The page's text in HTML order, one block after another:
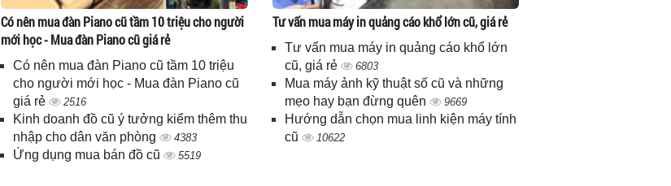
Có nên mua đàn Piano cũ tầm 10 triệu cho người
mới học - Mua đàn Piano cũ giá rẻ
Có nên mua đàn Piano cũ tầm 10 triệu
cho người mới học - Mua đàn Piano cũ
giá rẻ
2516
Kinh doanh đồ cũ ý tưởng kiểm thêm thu
nhập cho dân văn phòng
4383
Ứng dụng mua bán đồ cũ 5519
Tư vấn mua máy in quảng cáo khổ lớn cũ, giá rẻ
Tư vấn mua máy in quảng cáo khổ lớn
cũ, giá rẻ
6803
Mua máy ảnh kỹ thuật số cũ và những
mẹo hay bạn đừng quên
9669
Hướng dẫn chọn mua linh kiện máy tính
cũ
10622